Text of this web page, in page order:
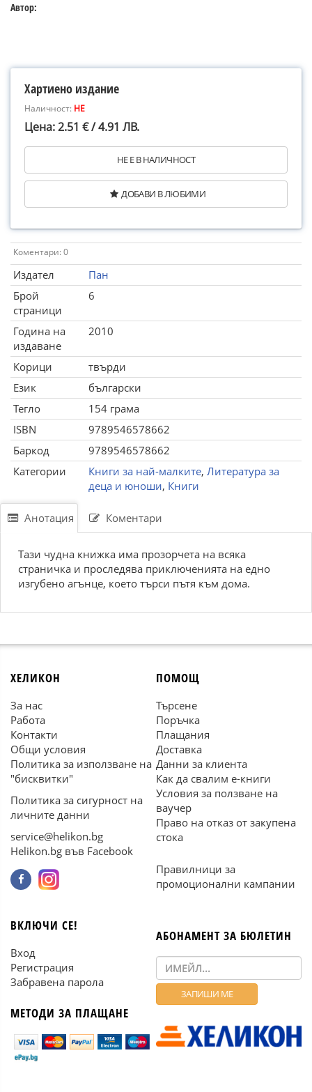
Автор:
Хартиено издание
Наличност: НЕ
Цена: 2.51 € / 4.91 ЛВ.
НЕ Е В НАЛИЧНОСТ
ДОБАВИ В ЛЮБИМИ
Коментари: 0
Издател
Пан
Брой
страници
6
Година на
издаване
2010
Корици
твърди
Език
български
Тегло
154 грама
ISBN
9789546578662
Баркод
9789546578662
Категории
Книги за най-малките, Литература за
деца и юноши, Книги
Анотация Коментари
Тази чудна книжка има прозорчета на всяка
страничка и проследява приключенията на едно
изгубено агънце, което търси пътя към дома.
ХЕЛИКОН
За нас
Работа
Контакти
Общи условия
Политика за използване на
"бисквитки"
Политика за сигурност на
личните данни
service@helikon.bg
Helikon.bg във Facebook
ПОМОЩ
Търсене
Поръчка
Плащания
Доставка
Данни за клиента
Как да свалим е-книги
Условия за ползване на
ваучер
Право на отказ от закупена
стока
Правилници за
промоционални кампании
ВКЛЮЧИ СЕ!
Вход
Регистрация
Забравена парола
МЕТОДИ ЗА ПЛАЩАНЕ
АБОНАМЕНТ ЗА БЮЛЕТИН